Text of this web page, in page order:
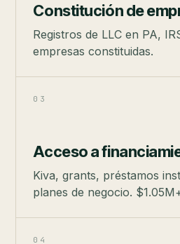
Constitución de
Registros de LLC en PA,
empresas constituidas.
03
Acceso a
Kiva, grants, préstamos
planes de negocio.
04